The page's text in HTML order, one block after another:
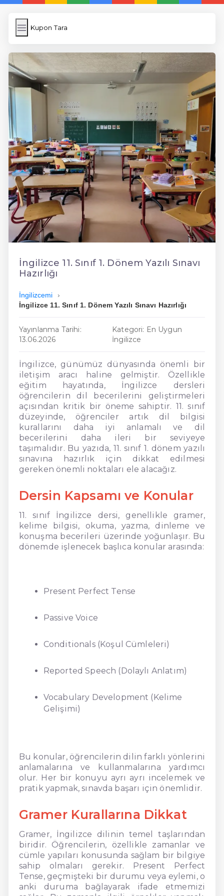
Kupon Tara
Kupon Tara
Image Upload
WP Cache Plugin
Anasayfa
5 Günde İngilizce
İngilizce
Dil Eğitimi
En Hızlı İngilizce
En Kolay İngilizce
En Ucuz İngilizce
En Uygun İngilizce
Hızlı İngilizce
İngilizce 11. Sınıf 1. Dönem Yazılı Sınavı
Hazırlığı
İngilizcemi
İngilizce 11. Sınıf 1. Dönem Yazılı Sınavı Hazırlığı
Yayınlanma Tarihi:
13.06.2026
Kategori: En Uygun
İngilizce
İngilizce, günümüz dünyasında önemli bir
iletişim aracı haline gelmiştir. Özellikle
eğitim hayatında, İngilizce dersleri
öğrencilerin dil becerilerini geliştirmeleri
açısından kritik bir öneme sahiptir. 11. sınıf
düzeyinde, öğrenciler artık dil bilgisi
kurallarını daha iyi anlamalı ve dil
becerilerini daha ileri bir seviyeye
taşımalıdır. Bu yazıda, 11. sınıf 1. dönem yazılı
sınavına hazırlık için dikkat edilmesi
gereken önemli noktaları ele alacağız.
Dersin Kapsamı ve Konular
11. sınıf İngilizce dersi, genellikle gramer,
kelime bilgisi, okuma, yazma, dinleme ve
konuşma becerileri üzerinde yoğunlaşır. Bu
dönemde işlenecek başlıca konular arasında:
Present Perfect Tense
Passive Voice
Conditionals (Koşul Cümleleri)
Reported Speech (Dolaylı Anlatım)
Vocabulary Development (Kelime
Gelişimi)
Bu konular, öğrencilerin dilin farklı yönlerini
anlamalarına ve kullanmalarına yardımcı
olur. Her bir konuyu ayrı ayrı incelemek ve
pratik yapmak, sınavda başarı için önemlidir.
Gramer Kurallarına Dikkat
Gramer, İngilizce dilinin temel taşlarından
biridir. Öğrencilerin, özellikle zamanlar ve
cümle yapıları konusunda sağlam bir bilgiye
sahip olmaları gerekir. Present Perfect
Tense, geçmişteki bir durumu veya eylemi, o
anki duruma bağlayarak ifade etmemizi